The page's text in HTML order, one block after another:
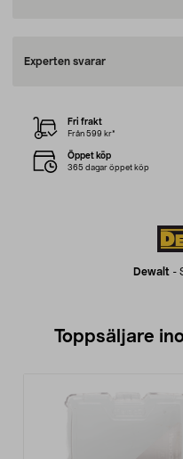
Experten svarar
Dewalt -
Fri frakt
Från 599 kr*
Öppet köp
365 dagar öppet köp
Toppsäljare